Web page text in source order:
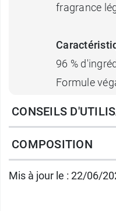
fragrance
96 %
Formule
Et si vous
CONSEILS
COMPOSITION
Mis à jour le : 22/06/